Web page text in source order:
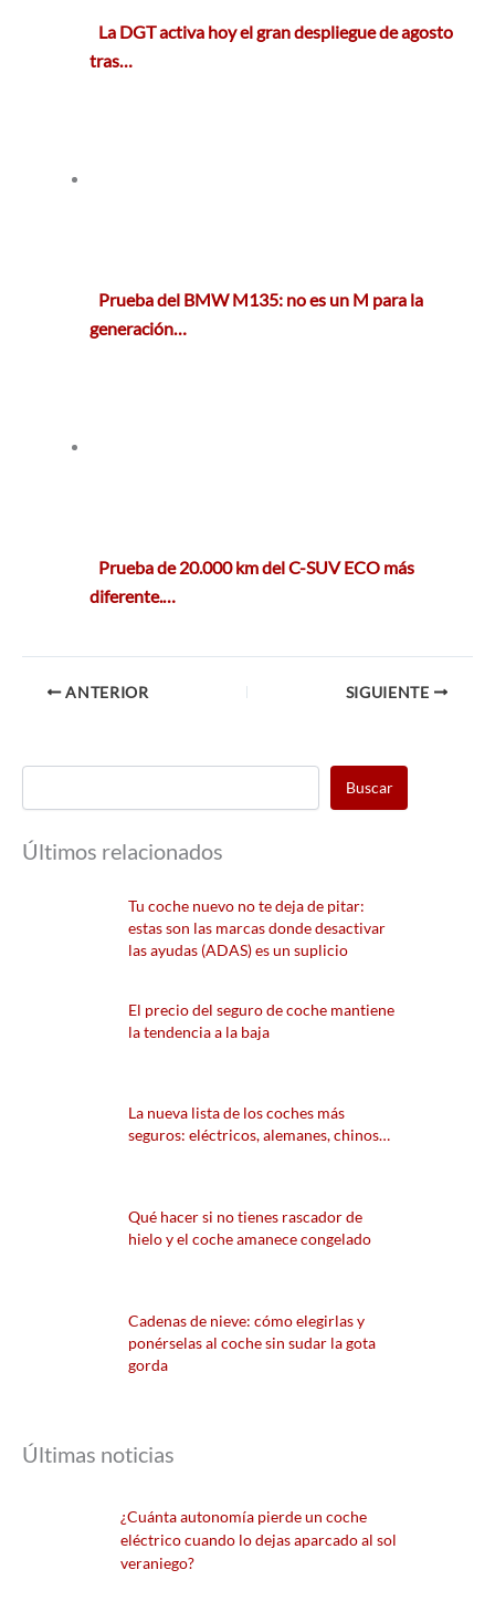
La DGT activa hoy el gran despliegue de agosto
tras…
Prueba del BMW M135: no es un M para la
generación…
Prueba de 20.000 km del C-SUV ECO más
diferente.…
ANTERIOR SIGUIENTE
Buscar
Últimos relacionados
Tu coche nuevo no te deja de pitar:
estas son las marcas donde desactivar
las ayudas (ADAS) es un suplicio
El precio del seguro de coche mantiene
la tendencia a la baja
La nueva lista de los coches más
seguros: eléctricos, alemanes, chinos…
Qué hacer si no tienes rascador de
hielo y el coche amanece congelado
Cadenas de nieve: cómo elegirlas y
ponérselas al coche sin sudar la gota
gorda
Últimas noticias
¿Cuánta autonomía pierde un coche
eléctrico cuando lo dejas aparcado al sol
veraniego?